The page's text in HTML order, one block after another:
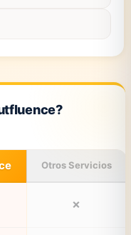
Otros Servicios
❌